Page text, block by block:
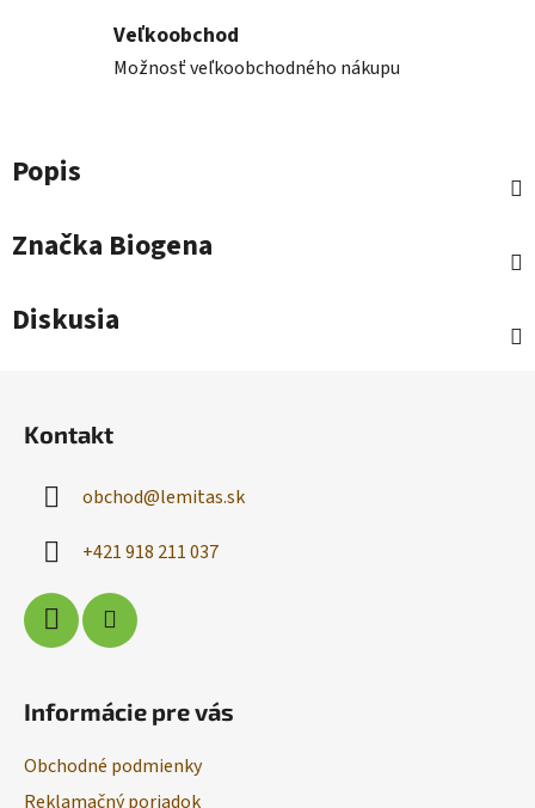
Veľkoobchod
Možnosť veľkoobchodného nákupu
Popis
Značka Biogena
Diskusia
Kontakt
obchod@lemitas.sk
+421 918 211 037
Informácie pre vás
Obchodné podmienky
Reklamačný poriadok